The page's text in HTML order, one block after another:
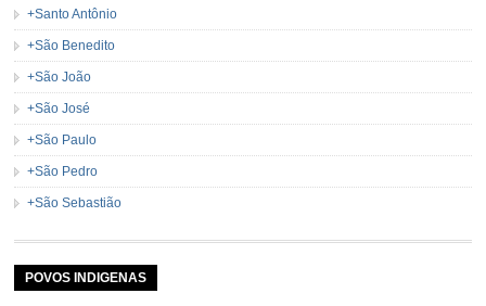
+Santo Antônio
+São Benedito
+São João
+São José
+São Paulo
+São Pedro
+São Sebastião
POVOS INDIGENAS